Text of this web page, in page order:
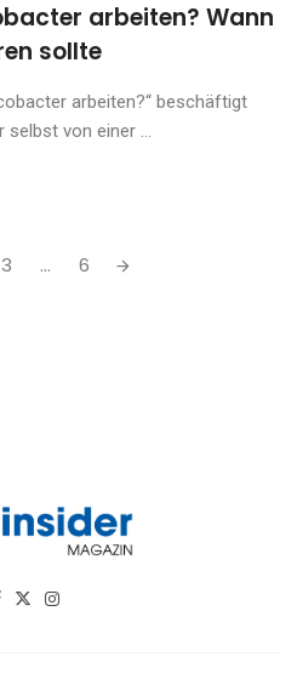
arbeiten? Wann
sollte
arbeiten?“ beschäftigt
selbst von einer ...
3 ... 6